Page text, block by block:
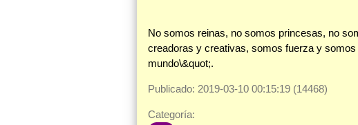
No somos reinas, no somos princesas, no
creadoras y creativas, somos fuerza y
mundo\&quot;.
Publicado: 2019-03-10 00:15:19 (14468)
Categoría: